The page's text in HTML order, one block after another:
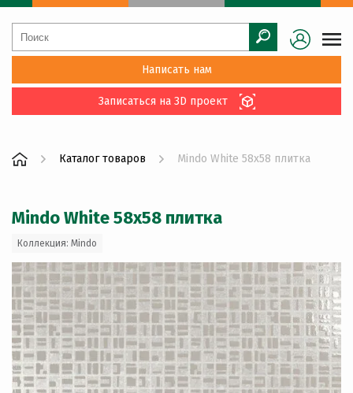
Написать нам
Записаться на 3D проект
Каталог товаров Mindo White 58x58 плитка
Mindo White 58x58 плитка
Коллекция: Mindo